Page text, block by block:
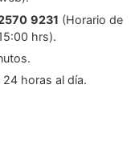
9231 (Horario de
hrs).
horas al día.